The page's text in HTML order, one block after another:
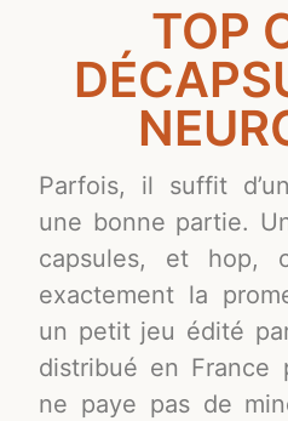
TOP
Parfois, il suffit
une bonne partie.
capsules, et hop,
exactement la
un petit jeu édité
distribué en France
ne paye pas de